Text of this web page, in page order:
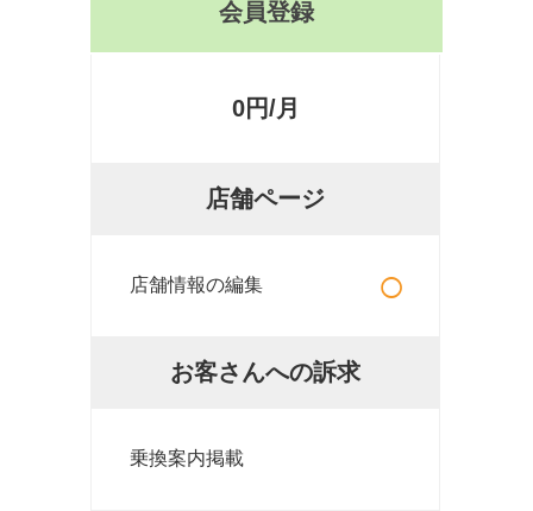
会員登録
0円/月
店舗ページ
店舗情報の編集 ○
お客さんへの訴求
乗換案内掲載